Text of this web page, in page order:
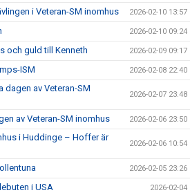
i Veteran-SM inomhus 2026-02-10 13:57
2026-02-10 09:24
och guld till Kenneth 2026-02-09 09:17
ISM 2026-02-08 22:40
dagen av Veteran-SM
2026-02-07 23:48
av Veteran-SM inomhus 2026-02-06 23:50
i Huddinge – Hoffer är
2026-02-06 10:54
2026-02-05 23:26
i USA 2026-02-04